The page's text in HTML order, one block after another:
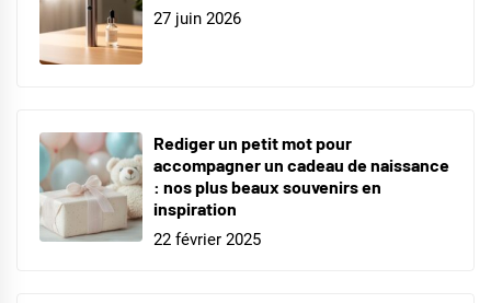
27 juin 2026
Rediger un petit mot pour
accompagner un cadeau de naissance
: nos plus beaux souvenirs en
inspiration
22 février 2025